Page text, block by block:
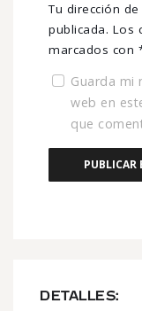
DETALLES:
Tu dirección
publicada. Los
marcados con
Guarda mi
web en
que